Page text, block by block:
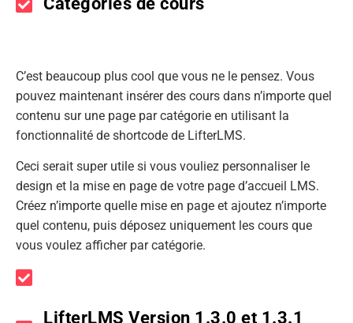
C’est beaucoup plus cool que vous ne le pensez. Vous
pouvez maintenant insérer des cours dans n’importe quel
contenu sur une page par catégorie en utilisant la
fonctionnalité de shortcode de LifterLMS.
Ceci serait super utile si vous vouliez personnaliser le
design et la mise en page de votre page d’accueil LMS.
Créez n’importe quelle mise en page et ajoutez n’importe
quel contenu, puis déposez uniquement les cours que
vous voulez afficher par catégorie.
LifterLMS Version 1.3.0 et 1.3.1